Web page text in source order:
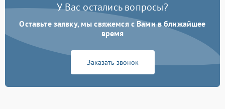
У Вас остались вопросы?
Оставьте заявку, мы свяжемся с Вами в ближайшее
время
Заказать звонок